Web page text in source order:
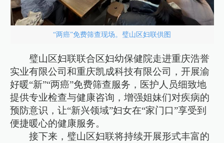
“两癌”免费筛查现场。璧山区妇联供图
璧山区妇联联合区妇幼保健院走进重庆浩誉
实业有限公司和重庆凯成科技有限公司，开展渝
好暖“新”“两癌”免费筛查服务，医护人员细致地
提供专业检查与健康咨询，增强姐妹们对疾病的
预防意识，让“新兴领域”妇女在“家门口”享受到
便捷暖心的健康服务。
接下来，璧山区妇联将持续开展形式丰富的